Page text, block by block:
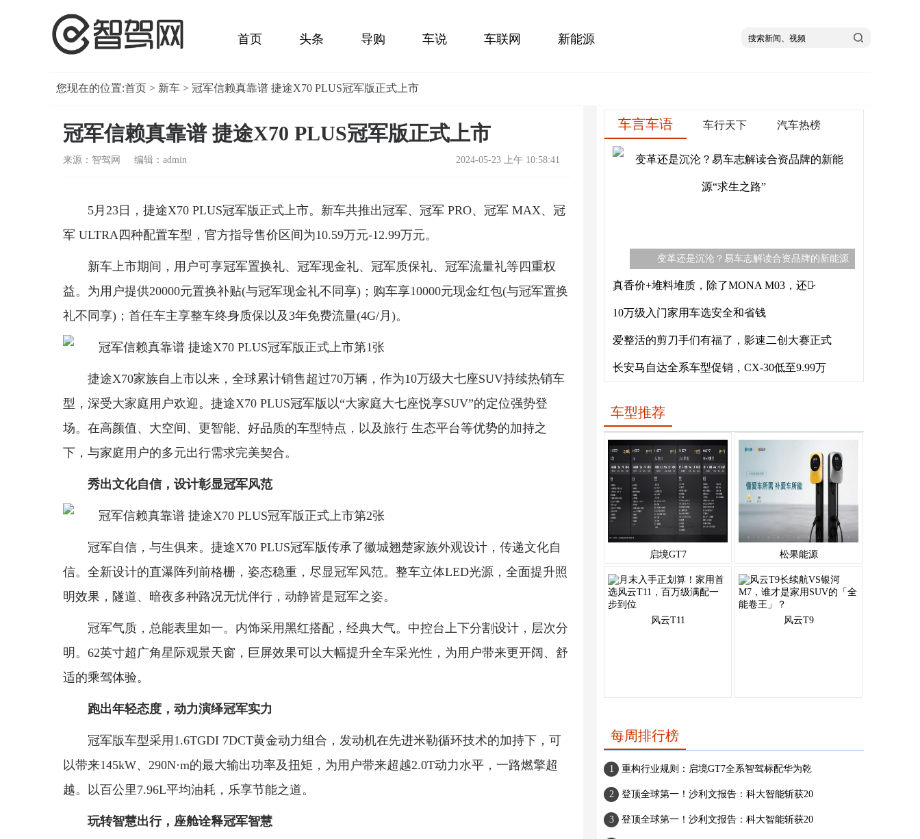
首页 头条 导购 车说 车联网 新能源
您现在的位置:首页 > 新车 > 冠军信赖真靠谱 捷途X70 PLUS冠军版正式上市
冠军信赖真靠谱 捷途X70 PLUS冠军版正式上市
来源：智驾网 编辑：admin 2024-05-23 上午 10:58:41
5月23日，捷途X70 PLUS冠军版正式上市。新车共推出冠军、冠军 PRO、冠军 MAX、冠
军 ULTRA四种配置车型，官方指导售价区间为10.59万元-12.99万元。
新车上市期间，用户可享冠军置换礼、冠军现金礼、冠军质保礼、冠军流量礼等四重权
益。为用户提供20000元置换补贴(与冠军现金礼不同享)；购车享10000元现金红包(与冠军置换
礼不同享)；首任车主享整车终身质保以及3年免费流量(4G/月)。
捷途X70家族自上市以来，全球累计销售超过70万辆，作为10万级大七座SUV持续热销车
型，深受大家庭用户欢迎。捷途X70 PLUS冠军版以“大家庭大七座悦享SUV”的定位强势登
场。在高颜值、大空间、更智能、好品质的车型特点，以及旅行 生态平台等优势的加持之
下，与家庭用户的多元出行需求完美契合。
秀出文化自信，设计彰显冠军风范
冠军自信，与生俱来。捷途X70 PLUS冠军版传承了徽城翘楚家族外观设计，传递文化自
信。全新设计的直瀑阵列前格栅，姿态稳重，尽显冠军风范。整车立体LED光源，全面提升照
明效果，隧道、暗夜多种路况无忧伴行，动静皆是冠军之姿。
冠军气质，总能表里如一。内饰采用黑红搭配，经典大气。中控台上下分割设计，层次分
明。62英寸超广角星际观景天窗，巨屏效果可以大幅提升全车采光性，为用户带来更开阔、舒
适的乘驾体验。
跑出年轻态度，动力演绎冠军实力
冠军版车型采用1.6TGDI 7DCT黄金动力组合，发动机在先进米勒循环技术的加持下，可
以带来145kW、290N·m的最大输出功率及扭矩，为用户带来超越2.0T动力水平，一路燃擎超
越。以百公里7.96L平均油耗，乐享节能之道。
玩转智慧出行，座舱诠释冠军智慧
车言车语 车行天下 汽车热榜
变革还是沉沦？易车志解读合资品牌的新能源
真香价+堆料堆质，除了MONA M03，还有̷
10万级入门家用车选安全和省钱
爱整活的剪刀手们有福了，影速二创大赛正式
长安马自达全系车型促销，CX-30低至9.99万
车型推荐
启境GT7 松果能源
风云T11 风云T9
每周排行榜
重构行业规则：启境GT7全系智驾标配华为乾
登顶全球第一！沙利文报告：科大智能斩获20
登顶全球第一！沙利文报告：科大智能斩获20